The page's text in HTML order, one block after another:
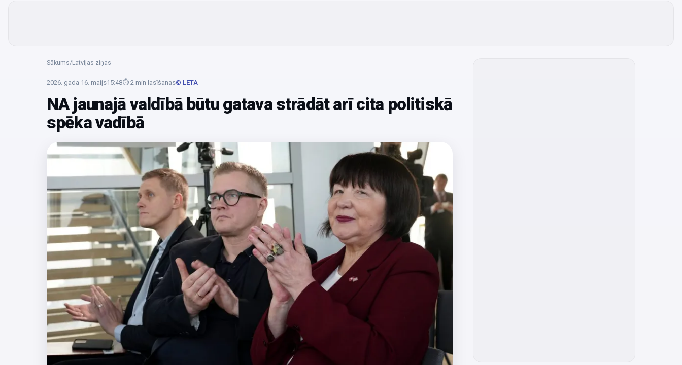
Sākums/Latvijas ziņas
2026. gada 16. maijs15:48⏱ 2 min lasīšanas© LETA
NA jaunajā valdībā būtu gatava strādāt arī cita politiskā
spēka vadībā